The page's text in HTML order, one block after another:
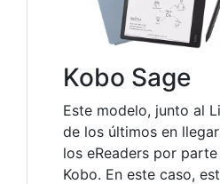
Kobo Sage
Este modelo, junto al
de los últimos en
los eReaders por
Kobo. En este caso,